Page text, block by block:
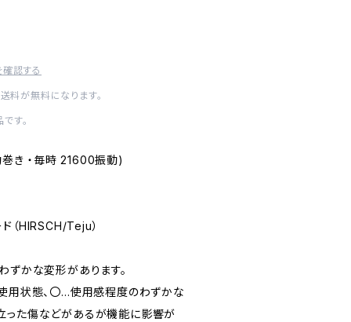
認する
が無料になります。
す。
き ・毎時 21600振動)
（HIRSCH/Teju）
ずかな変形があります。
用状態、〇…使用感程度のわずかな
た傷などがあるが機能に影響が